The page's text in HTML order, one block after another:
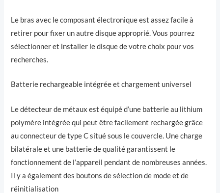
Le bras avec le composant électronique est assez facile à
retirer pour fixer un autre disque approprié. Vous pourrez
sélectionner et installer le disque de votre choix pour vos
recherches.
Batterie rechargeable intégrée et chargement universel
Le détecteur de métaux est équipé d’une batterie au lithium
polymère intégrée qui peut être facilement rechargée grâce
au connecteur de type C situé sous le couvercle. Une charge
bilatérale et une batterie de qualité garantissent le
fonctionnement de l’appareil pendant de nombreuses années.
Il y a également des boutons de sélection de mode et de
réinitialisation